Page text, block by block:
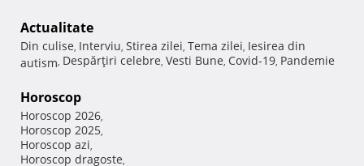
Actualitate
Din culise, Interviu, Stirea zilei, Tema zilei, Iesirea din
autism, Despărţiri celebre, Vesti Bune, Covid-19, Pandemie
Horoscop
Horoscop 2026,
Horoscop 2025,
Horoscop azi,
Horoscop dragoste,